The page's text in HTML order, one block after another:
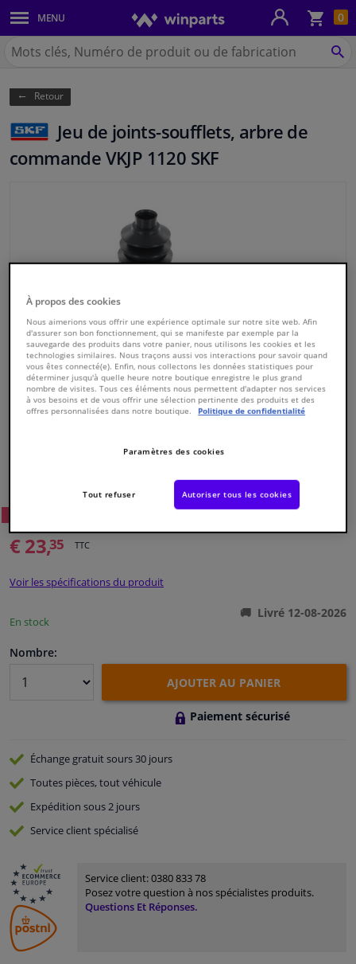
0
MENU
Carrosserie & tôles
Feux & ampoules
Freinage
Système d'échappement
Refroidissement & chauffage
Pièces moteur & accessoires
Filtres & liquides
Bagages & transport
Fenêtres & accessoires
Atelier & outils
Capteurs & électronique
Chercher
Winparts.be
Retour
Jeu de joints-soufflets, arbre de
commande VKJP 1120 SKF
7316572902653
€ 23,35 TTC
Voir les spécifications du produit
En stock
Livré 12-08-2026
Nombre:
AJOUTER AU PANIER
Paiement sécurisé
Échange gratuitsours 30 jours
Toutes pièces, tout véhicule
Expédition sous 2 jours
Serviceclient spécialisé
Service client:0380 833 78
Posez votre question à nos spécialistes produits.
Questions Et Réponses.
À propos des cookies
Nous aimerions vous offrir une expérience optimale sur notre site web. Afin
d'assurer son bon fonctionnement, qui se manifeste par exemple par la
sauvegarde des produits dans votre panier, nous utilisons les cookies et les
technologies similaires. Nous traçons aussi vos interactions pour savoir quand
vous êtes connecté(e). Enfin, nous collectons les données statistiques pour
déterminer jusqu'à quelle heure notre boutique enregistre le plus grand
nombre de visites. Tous ces éléments nous permettent d'adapter nos services
à vos besoins et de vous offrir une sélection pertinente des produits et des
offres personnalisées dans notre boutique.
Politique de confidentialité
Paramètres des cookies
Tout refuser Autoriser tous les cookies